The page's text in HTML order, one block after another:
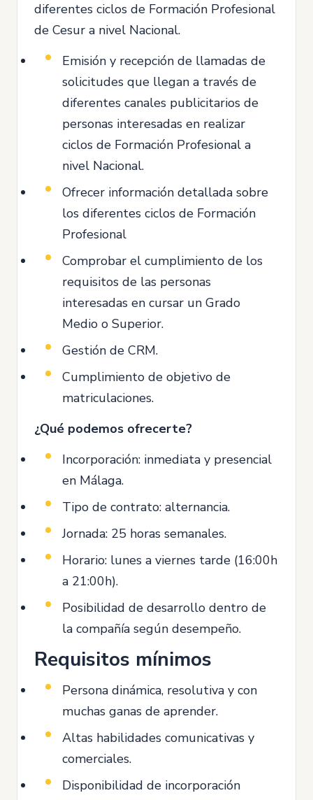
diferentes ciclos de Formación Profesional
de Cesur a nivel Nacional.
Emisión y recepción de llamadas de
solicitudes que llegan a través de
diferentes canales publicitarios de
personas interesadas en realizar
ciclos de Formación Profesional a
nivel Nacional.
Ofrecer información detallada sobre
los diferentes ciclos de Formación
Profesional
Comprobar el cumplimiento de los
requisitos de las personas
interesadas en cursar un Grado
Medio o Superior.
Gestión de CRM.
Cumplimiento de objetivo de
matriculaciones.
¿Qué podemos ofrecerte?
Incorporación: inmediata y presencial
en Málaga.
Tipo de contrato: alternancia.
Jornada: 25 horas semanales.
Horario: lunes a viernes tarde (16:00h
a 21:00h).
Posibilidad de desarrollo dentro de
la compañía según desempeño.
Requisitos mínimos
Persona dinámica, resolutiva y con
muchas ganas de aprender.
Altas habilidades comunicativas y
comerciales.
Disponibilidad de incorporación